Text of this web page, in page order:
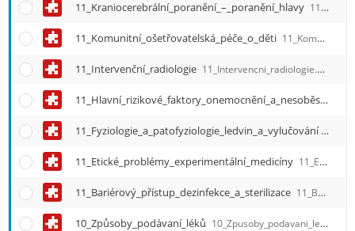
11_Kraniocerebrální_poranění_–_poranění_hlavy 11_Kraniocerebralni_poraneni_O_poraneni_hlavy.qref
11_Komunitní_ošetřovatelská_péče_o_děti 11_Komunitni_osetrovatelska_pece_o_deti.qref
11_Intervenční_radiologie 11_Intervencni_radiologie.qref
11_Hlavní_rizikové_faktory_onemocnění_a_nesoběstačnosti_ve_stáří
11_Fyziologie_a_patofyziologie_ledvin_a_vylučování
11_Etické_problémy_experimentální_medicíny 11_Eticke_problemy_experimentalni_mediciny.qref
11_Bariérový_přístup_dezinfekce_a_sterilizace 11_Barierovy_pristup_dezinfekce_a_sterilizace.qref
10_Způsoby_podávaní_léků 10_Zpusoby_podavani_leku.qref